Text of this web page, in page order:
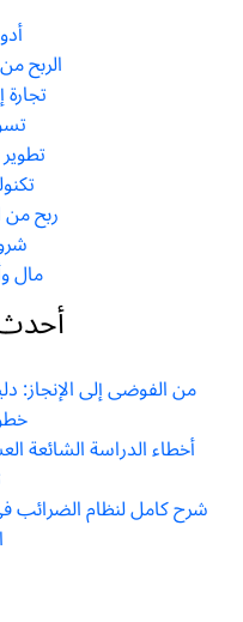
الربح
تجارة
ربح من
مال
أخطاء الدراسة الشائعة
شرح كامل لنظام الضرائب في